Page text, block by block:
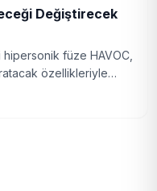
Değiştirecek
hipersonik füze HAVOC,
özellikleriyle
nasıl değiştirecek?